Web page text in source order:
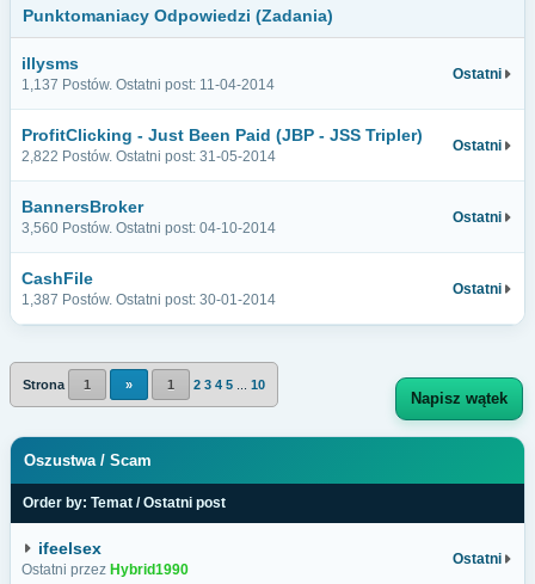
Punktomaniacy Odpowiedzi (Zadania)
illysms
1,137 Postów. Ostatni post: 11-04-2014
Ostatni
ProfitClicking - Just Been Paid (JBP - JSS Tripler)
2,822 Postów. Ostatni post: 31-05-2014
Ostatni
BannersBroker
3,560 Postów. Ostatni post: 04-10-2014
Ostatni
CashFile
1,387 Postów. Ostatni post: 30-01-2014
Ostatni
Strona 1 » 1 2 3 4 5 10
Napisz wątek
Oszustwa / Scam
Order by: Temat /Ostatni post
ifeelsex
Ostatni przez Hybrid1990
Ostatni